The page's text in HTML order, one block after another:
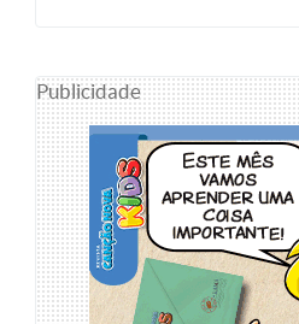
Publicidade